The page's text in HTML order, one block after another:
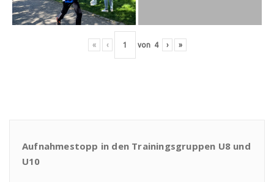
« ‹ von 4 › »
Aufnahmestopp in den Trainingsgruppen U8 und
U10